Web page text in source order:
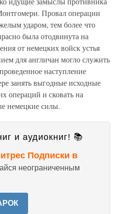
Провал операции
ударом, тем более что
была отодвинута на
от немецких войск устья
для англичан могло служить
наступление
занять выгодные исходные
операций и сковать на
немецкие силы.
и аудиокниг! 📚
Подписки в
неограниченным